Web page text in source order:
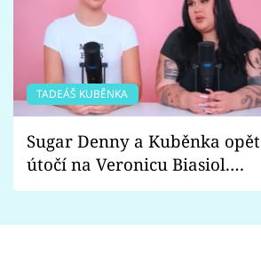
TADEÁŠ KUBĚNKA
Sugar Denny a Kuběnka opět
útočí na Veronicu Biasiol.
Proč je podle nich falešná a